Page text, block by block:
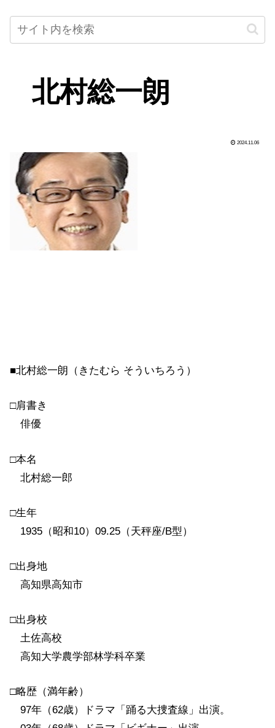
北村総一朗
2024.11.06
■北村総一朗（きたむら そういちろう）
□肩書き
俳優
□本名
北村総一郎
□生年
1935（昭和10）09.25（天秤座/B型）
□出身地
高知県高知市
□出身校
土佐高校
高知大学農学部林学科卒業
□略歴（満年齢）
97年（62歳）ドラマ「踊る大捜査線」出演。